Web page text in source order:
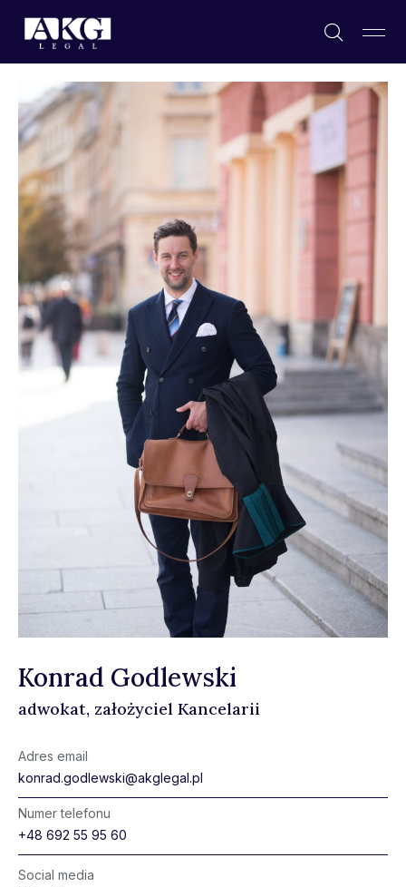
Konrad Godlewski
adwokat, założyciel Kancelarii
Adres email
konrad.godlewski@akglegal.pl
Numer telefonu
+48 692 55 95 60
Social media